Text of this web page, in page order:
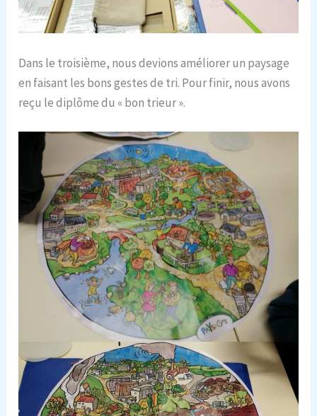
Dans le troisième, nous devions améliorer un paysage
en faisant les bons gestes de tri. Pour finir, nous avons
reçu le diplôme du « bon trieur ».